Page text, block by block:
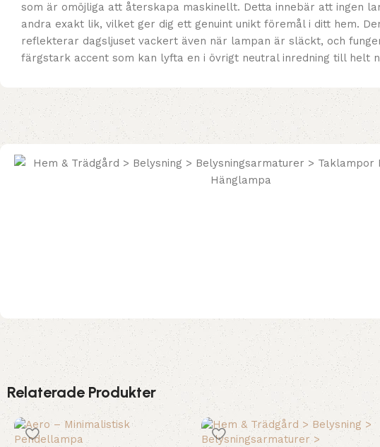
som är omöjliga att återskapa maskinellt. Detta innebär att ingen
andra exakt lik, vilket ger dig ett genuint unikt föremål i ditt hem.
reflekterar dagsljuset vackert även när lampan är släckt, och
färgstark accent som kan lyfta en i övrigt neutral inredning till helt
Relaterade Produkter